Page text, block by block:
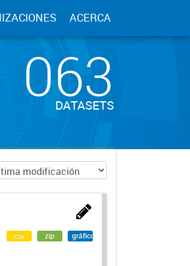
ACERCA
063
DATASETS
csv zip gráfico